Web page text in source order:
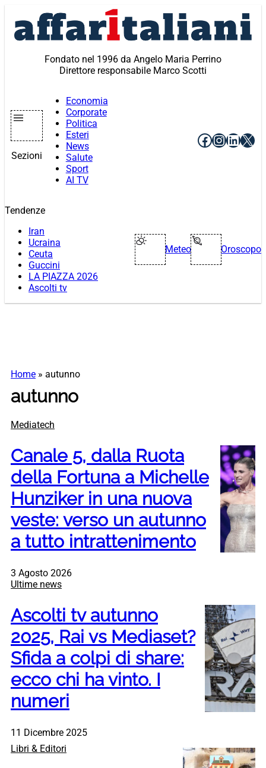
contenuto
Fondato nel 1996 da Angelo Maria Perrino
Direttore responsabile Marco Scotti
Sezioni
Economia
Corporate
Politica
Esteri
News
Salute
Sport
AI TV
Facebook
X
Tendenze
Iran
Ucraina
Ceuta
Guccini
LA PIAZZA 2026
Ascolti tv
Meteo Oroscopo
Home » autunno
autunno
Mediatech
Canale 5, dalla Ruota
della Fortuna a Michelle
Hunziker in una nuova
veste: verso un autunno
a tutto intrattenimento
3 Agosto 2026
Ultime news
Ascolti tv autunno
2025, Rai vs Mediaset?
Sfida a colpi di share:
ecco chi ha vinto. I
numeri
11 Dicembre 2025
Libri & Editori